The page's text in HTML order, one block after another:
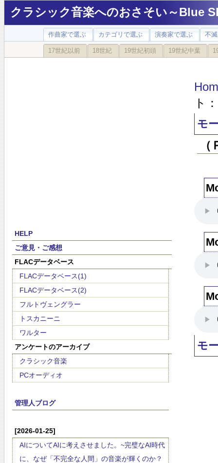
クラシック音楽へのおさそい～Blue
作曲家で選ぶ カテゴリで選ぶ 演奏家で選ぶ 不
17世紀以前 18世紀 19世紀初頭 19世紀中葉
HELP
ご意見・ご感想
FLACデータベース
FLACデータベース(1)
FLACデータベース(2)
フルトヴェングラー
トスカニーニ
ワルター
アンケートのアーカイブ
クラシック音楽
PCオーディオ
管理人ブログ
[2026-01-25]
AIについてAIに考えさせました。~完璧なAI時代
に、なぜ「不完全な人間」の音楽が輝くのか？
ト
モ
モ